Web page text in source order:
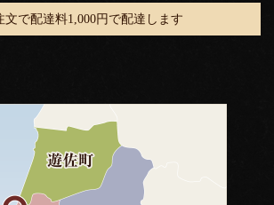
文で配達料1,000円で配達します